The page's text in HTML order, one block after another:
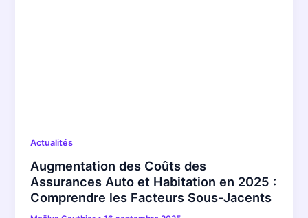
Actualités
Augmentation des Coûts des
Assurances Auto et Habitation en 2025 :
Comprendre les Facteurs Sous-Jacents